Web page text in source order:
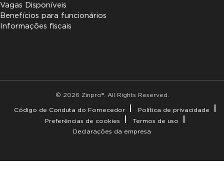
Vagas Disponíveis
Benefícios para funcionários
Informações fiscais
© 2026 Zinpro®. All Rights Reserved.
Código de Conduta do Fornecedor
Política de privacidade
Preferências de cookies
Termos de uso
Declarações da empresa